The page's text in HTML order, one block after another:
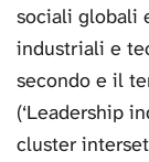
sociali globali
industriali e
secondo e il
(‘Leadership
cluster